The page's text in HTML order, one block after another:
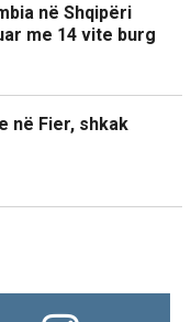
në Shqipëri
me 14 vite burg
në Fier, shkak